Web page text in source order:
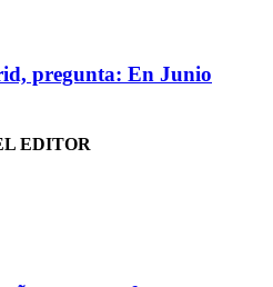
pregunta: En Junio
EDITOR